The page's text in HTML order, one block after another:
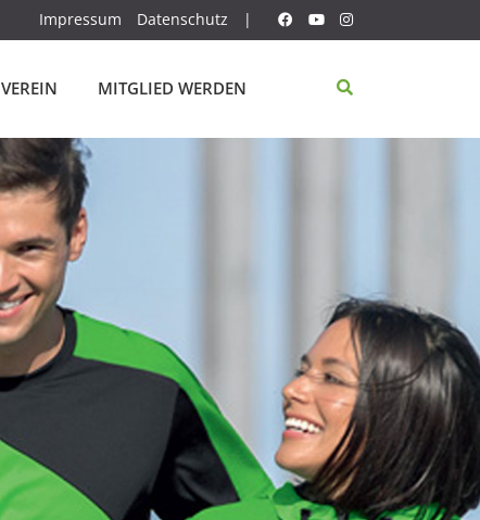
Impressum Datenschutz |
VEREIN MITGLIED WERDEN